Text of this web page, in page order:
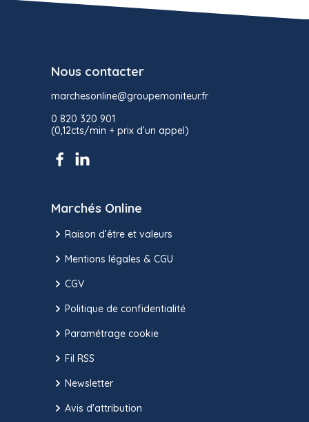
Nous contacter
marchesonline@groupemoniteur.fr
0 820 320 901
(0,12cts/min + prix d’un appel)
Marchés Online
Raison d’être et valeurs
Mentions légales & CGU
CGV
Politique de confidentialité
Paramétrage cookie
Fil RSS
Newsletter
Avis d'attribution